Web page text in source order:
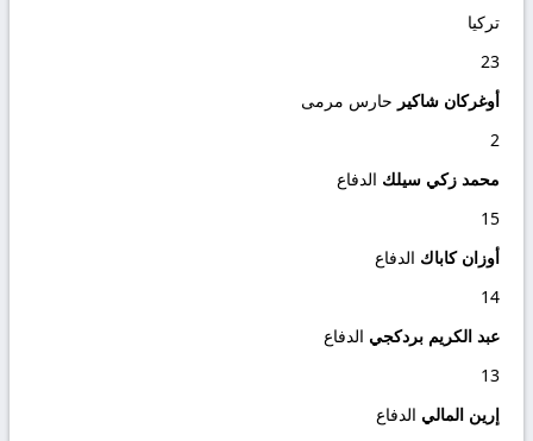
تركيا
23
أوغركان شاكير حارس مرمى
2
محمد زكي سيلك الدفاع
15
أوزان كاباك الدفاع
14
عبد الكريم بردكجي الدفاع
13
إرين المالي الدفاع